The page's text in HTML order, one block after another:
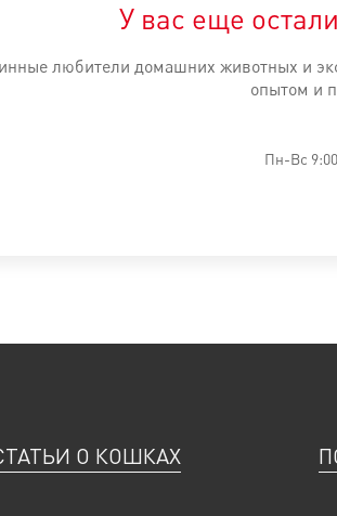
ME, Витамин D3: 700 ME, Железо: 40
осадочного происхождения: 10 г –
Белки: 31 % - Жиры: 16 % -
составе на сайте является
6-8 месяцев
У вас еще
любители домашних животных и
опытом и
Пн-Вс
О КОШКАХ